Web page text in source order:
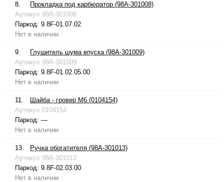
8.
Прокладка под карбюратор (98A-301008)
Артикул 98A-301008
Паркод: 9.8F-01.07.02
Нет в наличии
9.
Глушитель шума впуска (98A-301009)
Артикул 98A-301009
Паркод: 9.8F-01.02.05.00
Нет в наличии
11.
Шайба - гровер М6 (0104154)
Артикул 0104154
Паркод: —
Нет в наличии
13.
Ручка обогатителя (98A-301013)
Артикул 98A-301013
Паркод: 9.8F-02.03.00
Нет в наличии